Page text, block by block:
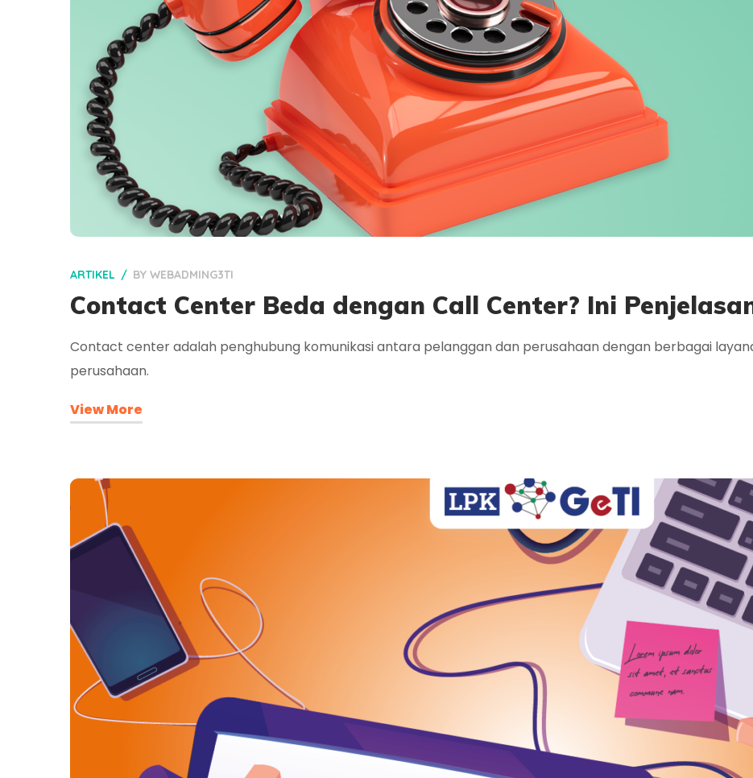
ARTIKEL BY WEBADMING3TI
Contact Center Beda dengan Call Center? Ini
Contact center adalah penghubung komunikasi antara pelanggan dan perusahaan dengan berbagai
perusahaan.
View More